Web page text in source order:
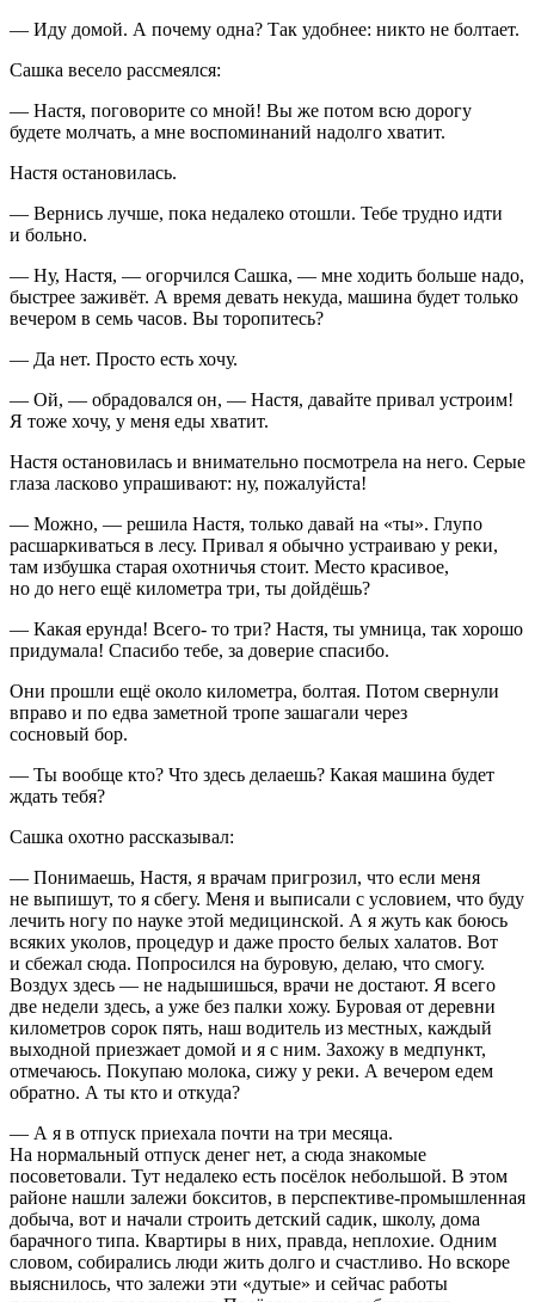
— Иду домой. А почему одна? Так удобнее: никто не болтает.
Сашка весело рассмеялся:
— Настя, поговорите со мной! Вы же потом всю дорогу
будете молчать, а мне воспоминаний надолго хватит.
Настя остановилась.
— Вернись лучше, пока недалеко отошли. Тебе трудно идти
и больно.
— Ну, Настя, — огорчился Сашка, — мне ходить больше надо,
быстрее заживёт. А время девать некуда, машина будет только
вечером в семь часов. Вы торопитесь?
— Да нет. Просто есть хочу.
— Ой, — обрадовался он, — Настя, давайте привал устроим!
Я тоже хочу, у меня еды хватит.
Настя остановилась и внимательно посмотрела на него. Серые
глаза ласково упрашивают: ну, пожалуйста!
— Можно, — решила Настя, только давай на «ты». Глупо
расшаркиваться в лесу. Привал я обычно устраиваю у реки,
там избушка старая охотничья стоит. Место красивое,
но до него ещё километра три, ты дойдёшь?
— Какая ерунда! Всего- то три? Настя, ты умница, так хорошо
придумала! Спасибо тебе, за доверие спасибо.
Они прошли ещё около километра, болтая. Потом свернули
вправо и по едва заметной тропе зашагали через
сосновый бор.
— Ты вообще кто? Что здесь делаешь? Какая машина будет
ждать тебя?
Сашка охотно рассказывал:
— Понимаешь, Настя, я врачам пригрозил, что если меня
не выпишут, то я сбегу. Меня и выписали с условием, что буду
лечить ногу по науке этой медицинской. А я жуть как боюсь
всяких уколов, процедур и даже просто белых халатов. Вот
и сбежал сюда. Попросился на буровую, делаю, что смогу.
Воздух здесь — не надышишься, врачи не достают. Я всего
две недели здесь, а уже без палки хожу. Буровая от деревни
километров сорок пять, наш водитель из местных, каждый
выходной приезжает домой и я с ним. Захожу в медпункт,
отмечаюсь. Покупаю молока, сижу у реки. А вечером едем
обратно. А ты кто и откуда?
— А я в отпуск приехала почти на три месяца.
На нормальный отпуск денег нет, а сюда знакомые
посоветовали. Тут недалеко есть посёлок небольшой. В этом
районе нашли залежи бокситов, в перспективе-промышленная
добыча, вот и начали строить детский садик, школу, дома
барачного типа. Квартиры в них, правда, неплохие. Одним
словом, собирались люди жить долго и счастливо. Но вскоре
выяснилось, что залежи эти «дутые» и сейчас работы